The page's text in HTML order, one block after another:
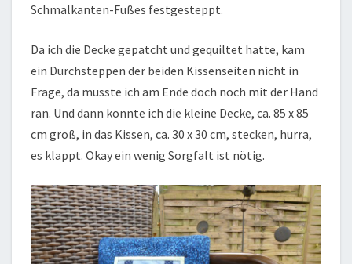
Schmalkanten-Fußes festgesteppt.
Da ich die Decke gepatcht und gequiltet hatte, kam
ein Durchsteppen der beiden Kissenseiten nicht in
Frage, da musste ich am Ende doch noch mit der Hand
ran. Und dann konnte ich die kleine Decke, ca. 85 x 85
cm groß, in das Kissen, ca. 30 x 30 cm, stecken, hurra,
es klappt. Okay ein wenig Sorgfalt ist nötig.